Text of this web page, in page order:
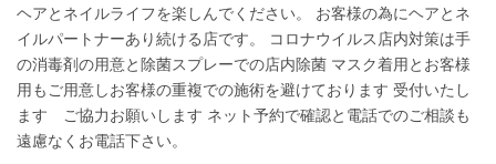
ヘアとネイルライフを楽しんでください。 お客様の為にヘアとネ
イルパートナーあり続ける店です。 コロナウイルス店内対策は手
の消毒剤の用意と除菌スプレーでの店内除菌 マスク着用とお客様
用もご用意しお客様の重複での施術を避けております 受付いたし
ます ご協力お願いします ネット予約で確認と電話でのご相談も
遠慮なくお電話下さい。